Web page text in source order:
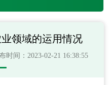
领域的运用情况
时间：2023-02-21 16:38:55